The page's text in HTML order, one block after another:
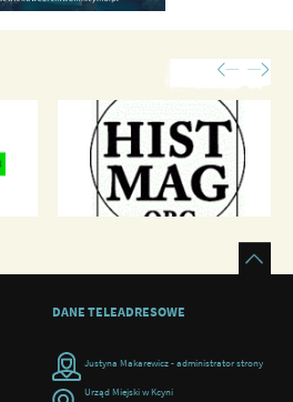
DANE TELEADRESOWE
Justyna Makarewicz - administrator strony
Urząd Miejski w Kcyni